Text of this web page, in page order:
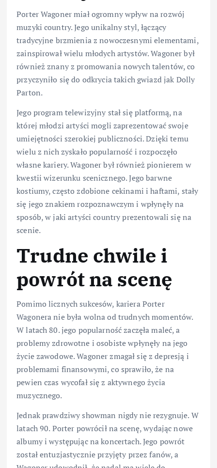
Porter Wagoner miał ogromny wpływ na rozwój
muzyki country. Jego unikalny styl, łączący
tradycyjne brzmienia z nowoczesnymi elementami,
zainspirował wielu młodych artystów. Wagoner był
również znany z promowania nowych talentów, co
przyczyniło się do odkrycia takich gwiazd jak Dolly
Parton.
Jego program telewizyjny stał się platformą, na
której młodzi artyści mogli zaprezentować swoje
umiejętności szerokiej publiczności. Dzięki temu
wielu z nich zyskało popularność i rozpoczęło
własne kariery. Wagoner był również pionierem w
kwestii wizerunku scenicznego. Jego barwne
kostiumy, często zdobione cekinami i haftami, stały
się jego znakiem rozpoznawczym i wpłynęły na
sposób, w jaki artyści country prezentowali się na
scenie.
Trudne chwile i
powrót na scenę
Pomimo licznych sukcesów, kariera Porter
Wagonera nie była wolna od trudnych momentów.
W latach 80. jego popularność zaczęła maleć, a
problemy zdrowotne i osobiste wpłynęły na jego
życie zawodowe. Wagoner zmagał się z depresją i
problemami finansowymi, co sprawiło, że na
pewien czas wycofał się z aktywnego życia
muzycznego.
Jednak prawdziwy showman nigdy nie rezygnuje. W
latach 90. Porter powrócił na scenę, wydając nowe
albumy i występując na koncertach. Jego powrót
został entuzjastycznie przyjęty przez fanów, a